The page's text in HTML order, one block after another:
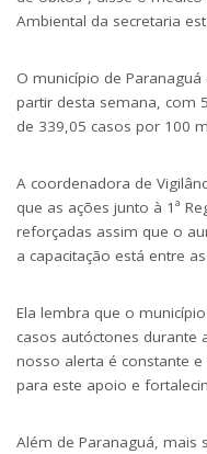
Ambiental da secretaria
O município de
partir desta semana, com
de 339,05 casos por 100
A coordenadora de
que as ações junto à 1ª
reforçadas assim que o
a capacitação está entre
Ela lembra que o
casos autóctones durante
nosso alerta é constante
para este apoio e
Além de Paranaguá, mais